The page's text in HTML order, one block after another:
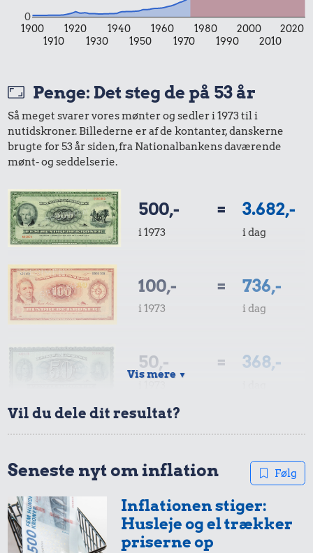
Agurk 2,76 kr.
1 kg havregryn
4,82 kr.
Avis
86 kr.
Flybillet,
3,86 kr.
Syltetøj
13 kr.
3,45 kr.
83 kr.
Sko
3,72 kr.
200 g
chokolade
1,79 kr.
1900
1910
1920
1930
1940
1950
1960
1970
1980
1990
2000
2010
2020
0
Penge: Det steg de på 53 år
Så meget svarer vores mønter og sedler i 1973 til i
nutidskroner. Billederne er af de kontanter, danskerne
brugte for 53 år siden, fra Nationalbankens daværende
mønt- og seddelserie.
500,-
i 1973
= 3.682,-
i dag
100,-
i 1973
= 736,-
i dag
50,- = 368,-
10,-
i 1973
= 74,-
i dag
5,-
i 1973
= 37,-
Vis mere ▼
Vil du dele dit resultat?
Seneste nyt om inflation Følg
Inflationen stiger:
Husleje og el trækker
priserne op